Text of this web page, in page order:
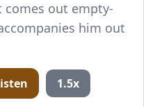
comes out empty-
him out
1.5x